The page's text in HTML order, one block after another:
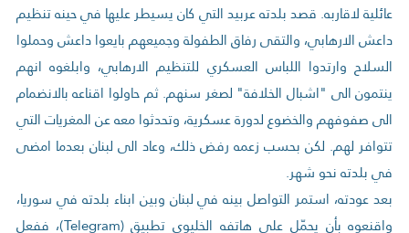
عائلية لاقاربه. قصد بلدته عربيد التي كان يسيطر عليها في حينه تنظيم
داعش الارهابي، والتقى رفاق الطفولة وجميعهم بايعوا داعش وحملوا
السلاح وارتدوا اللباس العسكري للتنظيم الارهابي، وابلغوه انهم
ينتمون الى "اشبال الخلافة" لصغر سنهم. ثم حاولوا اقناعه بالانضمام
الى صفوفهم والخضوع لدورة عسكرية، وتحدثوا معه عن المغريات التي
تتوافر لهم. لكن بحسب زعمه رفض ذلك، وعاد الى لبنان بعدما امضى
في بلدته نحو شهر.
بعد عودته، استمر التواصل بينه في لبنان وبين ابناء بلدته في سوريا،
واقنعوه بأن يحمّل على هاتفه الخليوي تطبيق (Telegram)، ففعل